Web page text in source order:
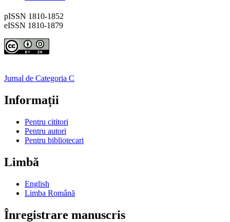
pISSN 1810-1852
eISSN 1810-1879
Jurnal de Categoria C
Informații
Pentru cititori
Pentru autori
Pentru bibliotecari
Limbă
English
Limba Română
Înregistrare manuscris